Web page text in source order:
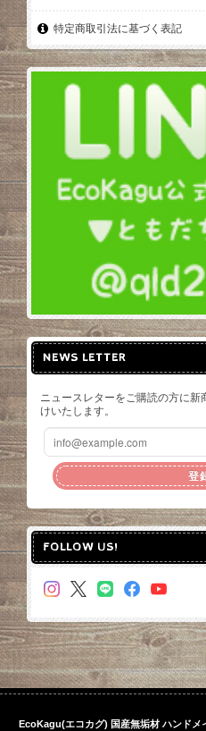
特定商取引法に基づく表記
NEWS LETTER
ニュースレターをご購読の方に
けいたします。
登
FOLLOW US!
EcoKagu(エコカグ) 国産無垢材 ハンドメ